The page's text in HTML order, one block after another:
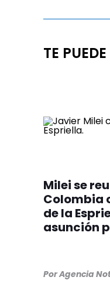
TE
Milei se
Colombia
de la
asunción
PorAgencia